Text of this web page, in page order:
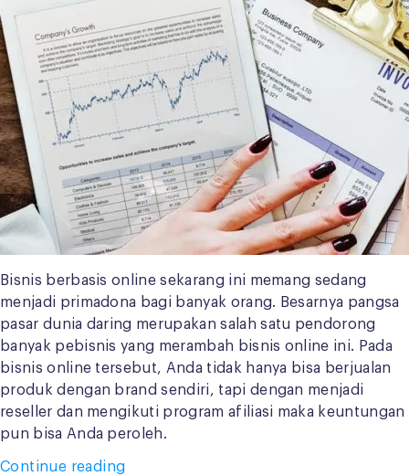
Bisnis berbasis online sekarang ini memang sedang
menjadi primadona bagi banyak orang. Besarnya pangsa
pasar dunia daring merupakan salah satu pendorong
banyak pebisnis yang merambah bisnis online ini. Pada
bisnis online tersebut, Anda tidak hanya bisa berjualan
produk dengan brand sendiri, tapi dengan menjadi
reseller dan mengikuti program afiliasi maka keuntungan
pun bisa Anda peroleh.
Continue reading“5